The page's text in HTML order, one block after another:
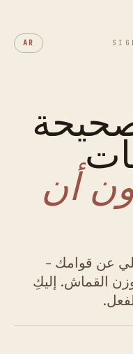
AR
أن
عن قوامك -
القماش. إليكِ